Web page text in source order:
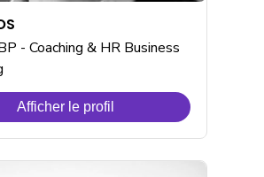
- Coaching & HR Business
Afficher le profil
de